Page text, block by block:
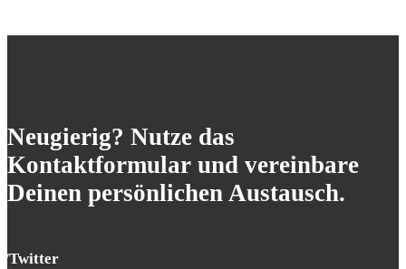
Neugierig? Nutze das
Kontaktformular und vereinbare
Deinen persönlichen Austausch.
Twitter